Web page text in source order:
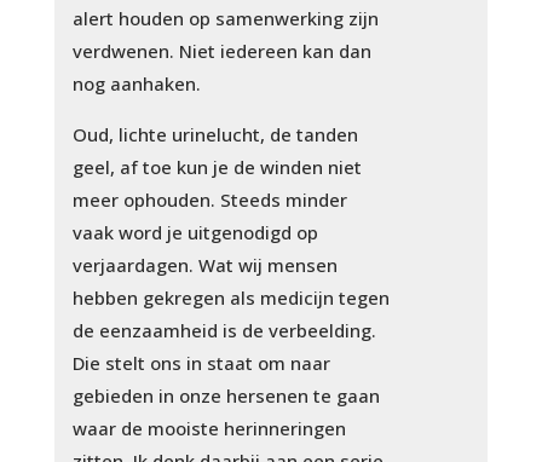
alert houden op samenwerking zijn
verdwenen. Niet iedereen kan dan
nog aanhaken.
Oud, lichte urinelucht, de tanden
geel, af toe kun je de winden niet
meer ophouden. Steeds minder
vaak word je uitgenodigd op
verjaardagen. Wat wij mensen
hebben gekregen als medicijn tegen
de eenzaamheid is de verbeelding.
Die stelt ons in staat om naar
gebieden in onze hersenen te gaan
waar de mooiste herinneringen